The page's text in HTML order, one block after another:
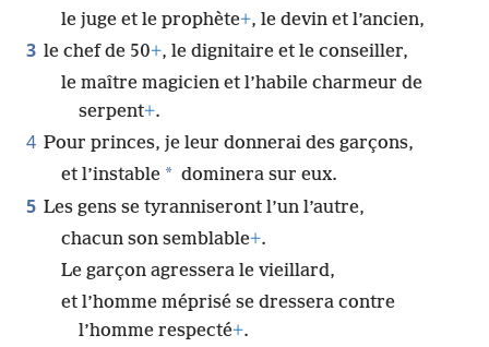
le juge et le prophète+, le devin et l’ancien,
3 le chef de 50+, le dignitaire et le conseiller,
le maître magicien et l’habile charmeur de
serpent+.
4 Pour princes, je leur donnerai des garçons,
et l’instable * dominera sur eux.
5 Les gens se tyranniseront l’un l’autre,
chacun son semblable+.
Le garçon agressera le vieillard,
et l’homme méprisé se dressera contre
l’homme respecté+.